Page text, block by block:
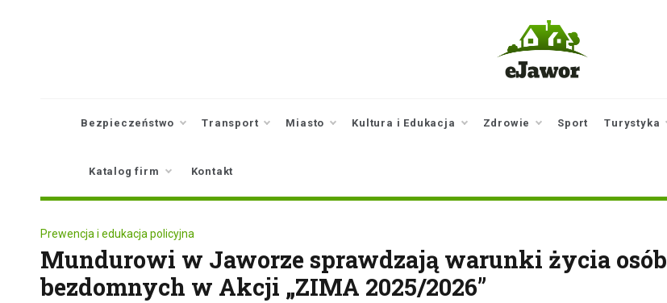
Jawora
Bezpieczeństwo Transport Miasto Kultura i Edukacja Zdrowie Sport Turystyka
Katalog firm Kontakt
Prewencja i edukacja policyjna
Mundurowi w Jaworze sprawdzają warunki życia osób
bezdomnych w Akcji „ZIMA 2025/2026”